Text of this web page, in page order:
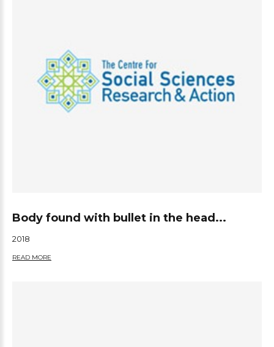
Body found with bullet in the head...
2018
READ MORE